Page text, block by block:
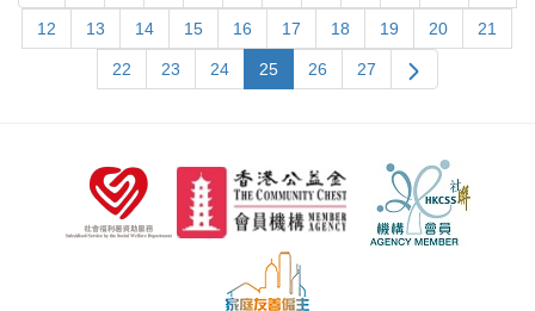
12 13 14 15 16 17 18 19 20 21
22 23 24 25 26 27